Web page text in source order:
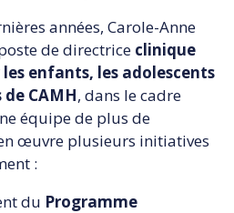
années, Carole-Anne
de directrice clinique
enfants, les adolescents
CAMH, dans le cadre
équipe de plus de
œuvre plusieurs initiatives
:
du Programme